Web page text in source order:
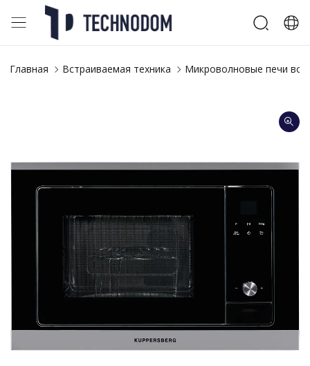
Главная Встраиваемая техника Микроволновые печи